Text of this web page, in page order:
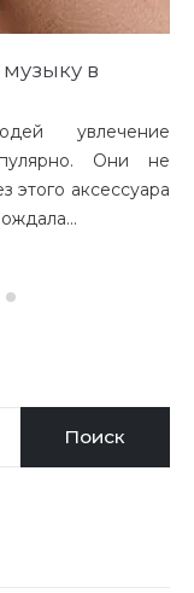
в
увлечение
Они не
этого аксессуара
Поиск